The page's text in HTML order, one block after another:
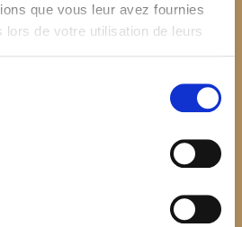
que vous leur avez fournies
lors de votre utilisation de leurs